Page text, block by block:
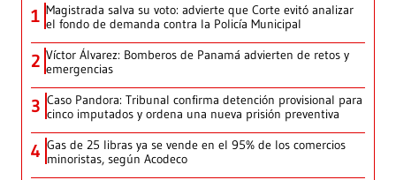
1 Magistrada salva su voto: advierte que Corte evitó analizar
el fondo de demanda contra la Policía Municipal
2 Víctor Álvarez: Bomberos de Panamá advierten de retos y
emergencias
3 Caso Pandora: Tribunal confirma detención provisional para
cinco imputados y ordena una nueva prisión preventiva
4 Gas de 25 libras ya se vende en el 95% de los comercios
minoristas, según Acodeco